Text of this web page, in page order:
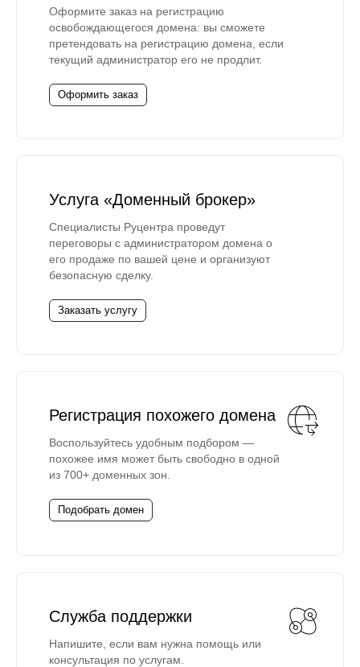
Оформите заказ на регистрацию
освобождающегося домена: вы сможете
претендовать на регистрацию домена, если
текущий администратор его не продлит.
Оформить заказ
Услуга «Доменный брокер»
Специалисты Руцентра проведут
переговоры с администратором домена о
его продаже по вашей цене и организуют
безопасную сделку.
Заказать услугу
Регистрация похожего домена
Воспользуйтесь удобным подбором —
похожее имя может быть свободно в одной
из 700+ доменных зон.
Подобрать домен
Служба поддержки
Напишите, если вам нужна помощь или
консультация по услугам.